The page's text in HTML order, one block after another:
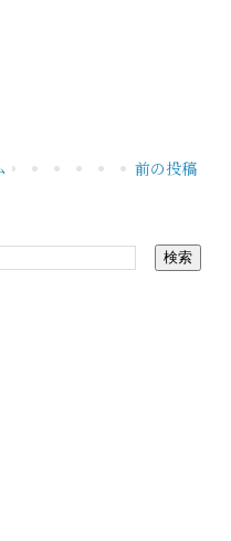
前の投稿